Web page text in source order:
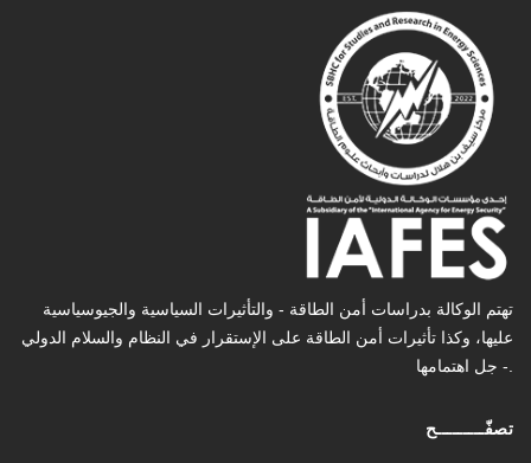
تهتم الوكالة بدراسات أمن الطاقة - والتأثیرات السیاسیة والجیوسیاسیة
عليها، وكذا تأثیرات أمن الطاقة على الإستقرار في النظام والسلام الدولي
- جل اهتمامها.
تصفّـــــــــح